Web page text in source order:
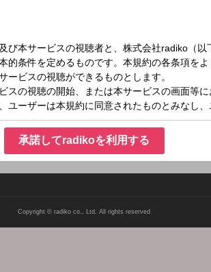
つなぎ、郷土愛を大切に思う生ワイド番組です。ニュ
えるコーナーも。毎日、多彩なゲストが登場します。
Copyright © radiko co., Ltd. All rights reserved
承諾してradikoを利用する